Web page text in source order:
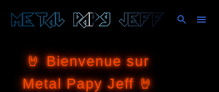
Accéder au contenu principal
🤘 Bienvenue sur
Metal Papy Jeff 🤘